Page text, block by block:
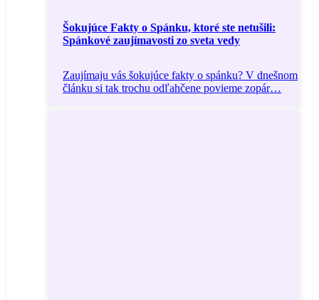
Šokujúce Fakty o Spánku, ktoré ste netušili:
Spánkové zaujímavosti zo sveta vedy
Zaujímaju vás šokujúce fakty o spánku? V dnešnom
článku si tak trochu odľahčene povieme zopár…